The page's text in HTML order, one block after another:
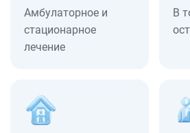
Амбулаторное и
стационарное
лечение
В